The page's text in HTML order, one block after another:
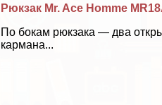
Рюкзак Mr. Ace Homme
По бокам рюкзака — два
кармана...